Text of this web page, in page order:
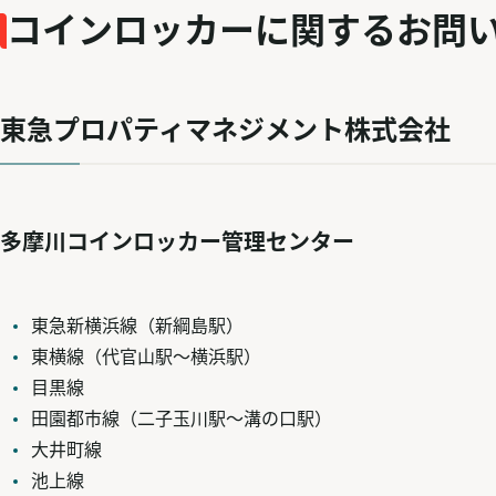
コインロッカーに関するお問
東急プロパティマネジメント株式会社
多摩川コインロッカー管理センター
東急新横浜線（新綱島駅）
東横線（代官山駅～横浜駅）
目黒線
田園都市線（二子玉川駅～溝の口駅）
大井町線
池上線